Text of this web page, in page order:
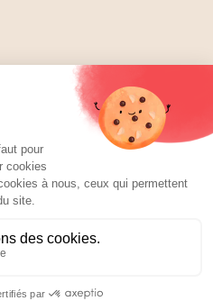
les gourmands et les gourmets
de qualité au meilleur
ou des particuliers, que vous
nous avons sans doute ce
que vous ne soupçonniez
1951, la vente en ligne